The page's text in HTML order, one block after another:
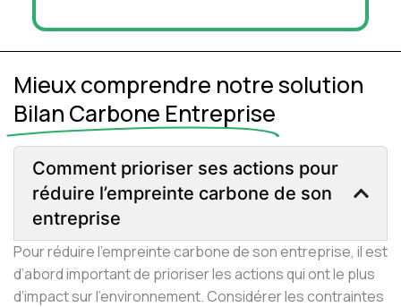
Mieux comprendre notre solution
Bilan Carbone Entreprise
Comment prioriser ses actions pour
réduire l’empreinte carbone de son
entreprise
Pour réduire l’empreinte carbone de son entreprise, il est
d’abord important de prioriser les actions qui ont le plus
d’impact sur l’environnement. Considérer les contraintes